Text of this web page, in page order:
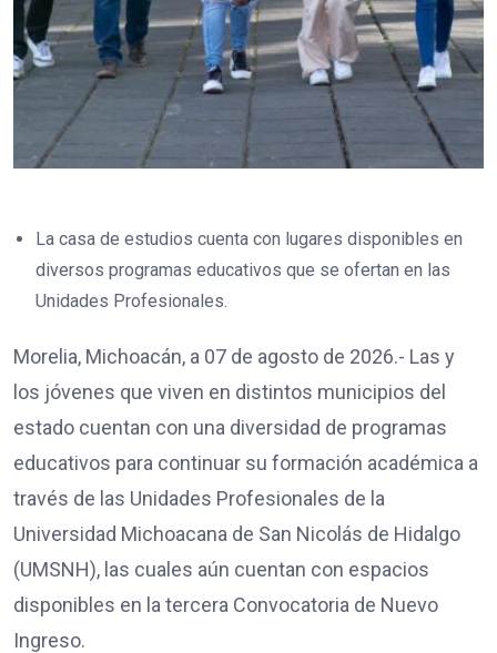
La casa de estudios cuenta con lugares disponibles en
diversos programas educativos que se ofertan en las
Unidades Profesionales.
Morelia, Michoacán, a 07 de agosto de 2026.- Las y
los jóvenes que viven en distintos municipios del
estado cuentan con una diversidad de programas
educativos para continuar su formación académica a
través de las Unidades Profesionales de la
Universidad Michoacana de San Nicolás de Hidalgo
(UMSNH), las cuales aún cuentan con espacios
disponibles en la tercera Convocatoria de Nuevo
Ingreso.